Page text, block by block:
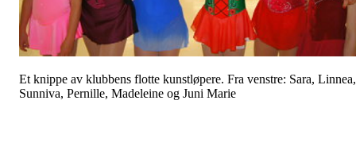
Et knippe av klubbens flotte kunstløpere. Fra venstre: Sara, Linnea,
Sunniva, Pernille, Madeleine og Juni Marie